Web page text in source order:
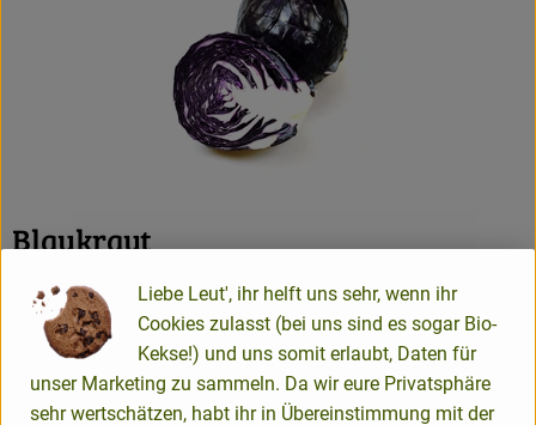
Blaukraut
Wussten Sie’s schon?
Schon unsere Vorfahren und Urahnen verzehrten in
nasskalten Wintermonaten Blaukraut, bzw. Rotkohl und
Liebe Leut', ihr helft uns sehr, wenn ihr
Cookies zulasst (bei uns sind es sogar Bio-
Kekse!) und uns somit erlaubt, Daten für
unser Marketing zu sammeln. Da wir eure Privatsphäre
sehr wertschätzen, habt ihr in Übereinstimmung mit der